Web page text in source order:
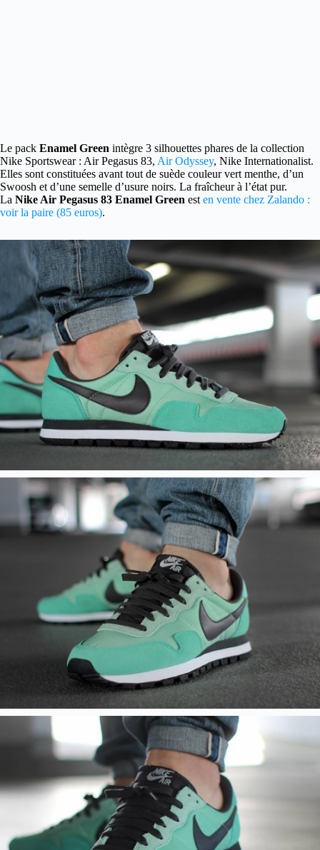
Le pack Enamel Green intègre 3 silhouettes phares de la collection
Nike Sportswear: Air Pegasus 83, Air Odyssey, Nike Internationalist.
Elles sont constituées avant tout de suède couleur vert menthe, d’un
Swoosh et d’une semelle d’usure noirs. La fraîcheur à l’état pur.
La Nike Air Pegasus 83 Enamel Green est en vente chez Zalando :
voir la paire (85 euros).